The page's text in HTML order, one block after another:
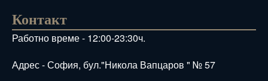
Контакт
Работно време - 12:00-23:30ч.
Адрес -София, бул."Никола Вапцаров " № 57